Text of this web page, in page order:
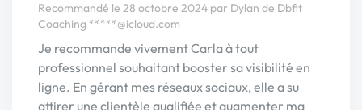
Recommandé le 28 octobre 2024 par Dylan de Dbfit
Coaching *****@icloud.com
Je recommande vivement Carla à tout
professionnel souhaitant booster sa visibilité en
ligne. En gérant mes réseaux sociaux, elle a su
attirer une clientèle qualifiée et augmenter ma